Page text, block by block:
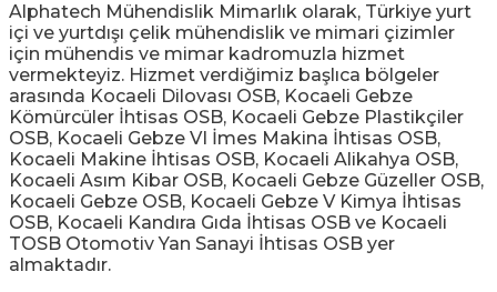
Alphatech Mühendislik Mimarlık olarak, Türkiye yurt
içi ve yurtdışı çelik mühendislik ve mimari çizimler
için mühendis ve mimar kadromuzla hizmet
vermekteyiz. Hizmet verdiğimiz başlıca bölgeler
arasında Kocaeli Dilovası OSB, Kocaeli Gebze
Kömürcüler İhtisas OSB, Kocaeli Gebze Plastikçiler
OSB, Kocaeli Gebze VI İmes Makina İhtisas OSB,
Kocaeli Makine İhtisas OSB, Kocaeli Alikahya OSB,
Kocaeli Asım Kibar OSB, Kocaeli Gebze Güzeller OSB,
Kocaeli Gebze OSB, Kocaeli Gebze V Kimya İhtisas
OSB, Kocaeli Kandıra Gıda İhtisas OSB ve Kocaeli
TOSB Otomotiv Yan Sanayi İhtisas OSB yer
almaktadır.